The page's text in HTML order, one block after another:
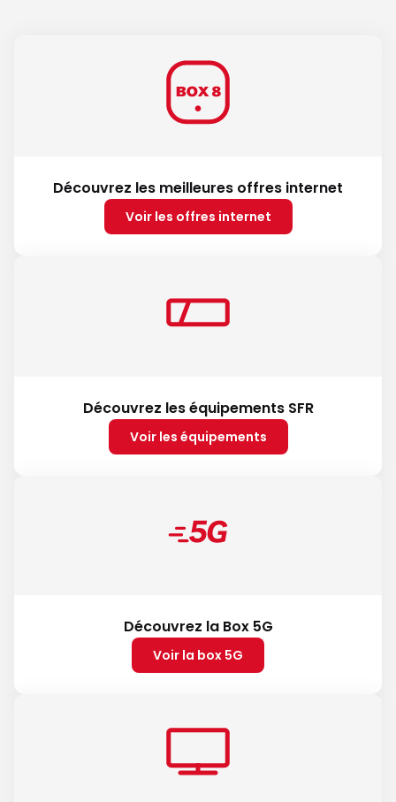
Découvrez les meilleures offres internet
Voir les offres internet
Découvrez les équipements SFR
Voir les équipements
Découvrez la Box 5G
Voir la box 5G